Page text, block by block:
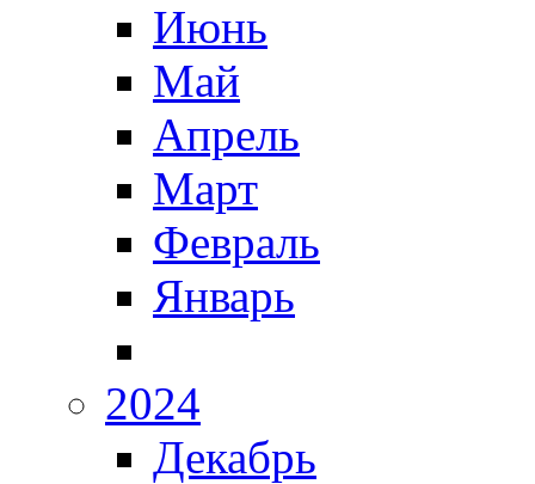
Июнь
Май
Апрель
Март
Февраль
Январь
2024
Декабрь